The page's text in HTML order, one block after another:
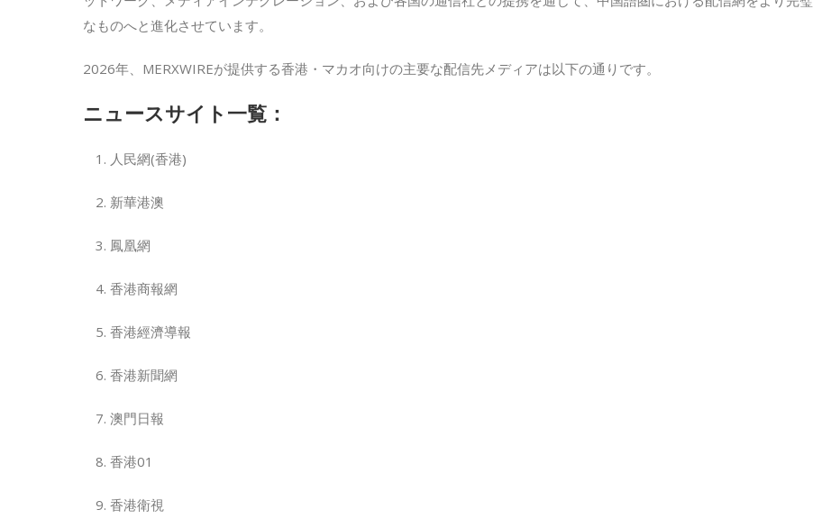
なものへと進化させています。
2026年、MERXWIREが提供する香港・マカオ向けの主要な配信先メディアは以下の通りです。
ニュースサイト一覧：
人民網(香港)
新華港澳
鳳凰網
香港商報網
香港經濟導報
香港新聞網
澳門日報
香港01
香港衛視